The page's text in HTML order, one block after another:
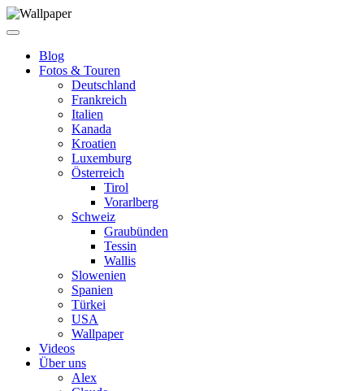
Blog
Fotos & Touren
Deutschland
Frankreich
Italien
Kanada
Kroatien
Luxemburg
Österreich
Tirol
Vorarlberg
Schweiz
Graubünden
Tessin
Wallis
Slowenien
Spanien
Türkei
USA
Wallpaper
Videos
Über uns
Alex